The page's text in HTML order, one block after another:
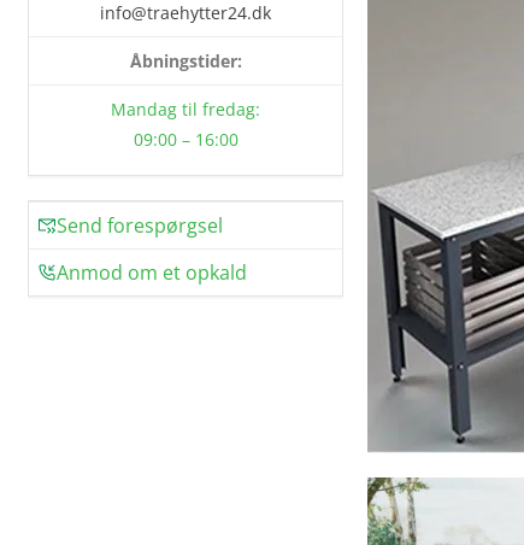
info@traehytter24.dk
Åbningstider:
Mandag til fredag:
09:00 – 16:00
Send forespørgsel
Anmod om et opkald